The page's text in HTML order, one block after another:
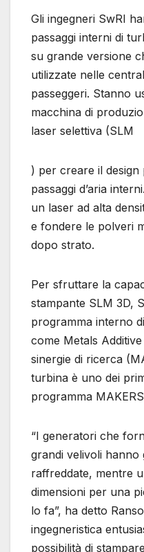
Gli ingegneri SwRI
passaggi interni di
su grande versione
utilizzate nelle
passeggeri. Stanno
macchina di
laser selettiva (SLM
) per creare il
passaggi d’aria
un laser ad alta
e fondere le polveri
dopo strato.
Per sfruttare la
stampante SLM 3D,
programma interno
come Metals
sinergie di ricerca
turbina è uno dei
programma
“I generatori che
grandi velivoli hanno
raffreddate, mentre
dimensioni per una
lo fa”, ha detto
ingegneristica
possibilità di